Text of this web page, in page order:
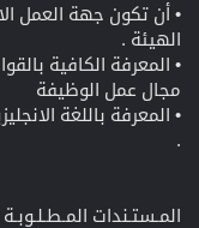
• أن تكون جهة العمل
الهيئة .
• المعرفة الكافية
مجال عمل الوظيفة
• المعرفة باللغة
.
المـستـندات